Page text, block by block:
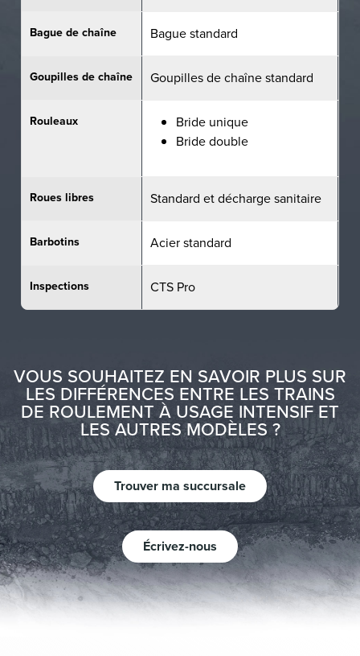
Bague de chaîne Bague standard
Goupilles de chaîne Goupilles de chaîne standard
Rouleaux
Bride unique
Bride double
Roues libres Standard et décharge sanitaire
Barbotins Acier standard
Inspections CTS Pro
VOUS SOUHAITEZ EN SAVOIR PLUS SUR
LES DIFFÉRENCES ENTRE LES TRAINS
DE ROULEMENT À USAGE INTENSIF ET
LES AUTRES MODÈLES ?
Trouver ma succursale
Écrivez-nous